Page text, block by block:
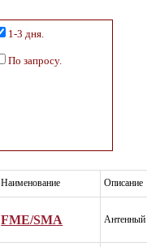
1-3 дня.
По запросу.
Наименование Описание
FME/SMA